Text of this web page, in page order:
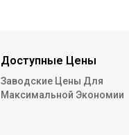
Доступные Цены
Заводские Цены Для
Максимальной Экономии